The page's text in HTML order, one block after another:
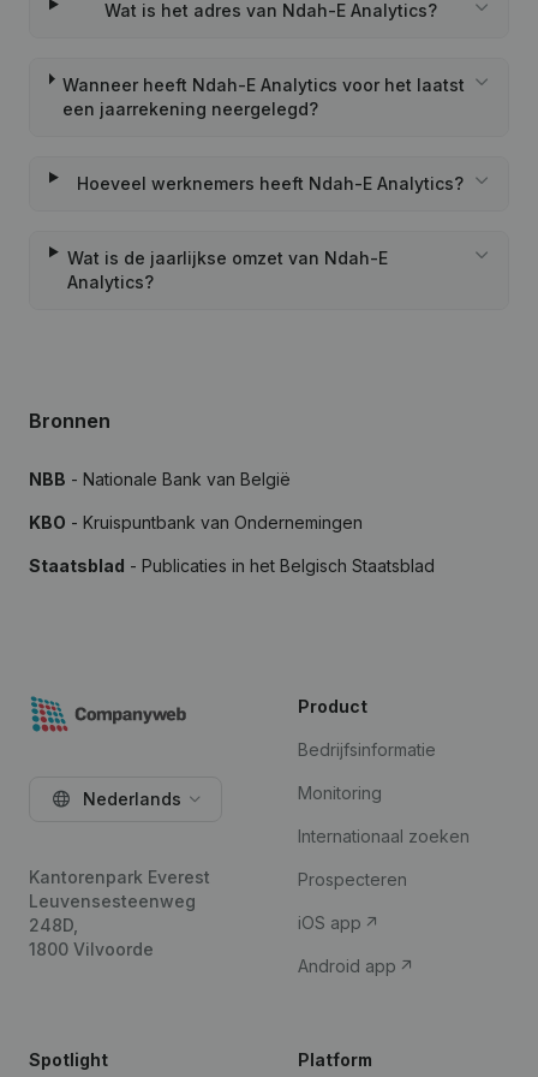
Wat is het adres van Ndah-E Analytics?
Wanneer heeft Ndah-E Analytics voor het laatst
een jaarrekening neergelegd?
Hoeveel werknemers heeft Ndah-E Analytics?
Wat is de jaarlijkse omzet van Ndah-E
Analytics?
Bronnen
NBB - Nationale Bank van België
KBO - Kruispuntbank van Ondernemingen
Staatsblad - Publicaties in het Belgisch Staatsblad
Nederlands
Kantorenpark Everest
Leuvensesteenweg
248D,
1800 Vilvoorde
Product
Bedrijfsinformatie
Monitoring
Internationaal zoeken
Prospecteren
iOS app
Android app
Spotlight Platform